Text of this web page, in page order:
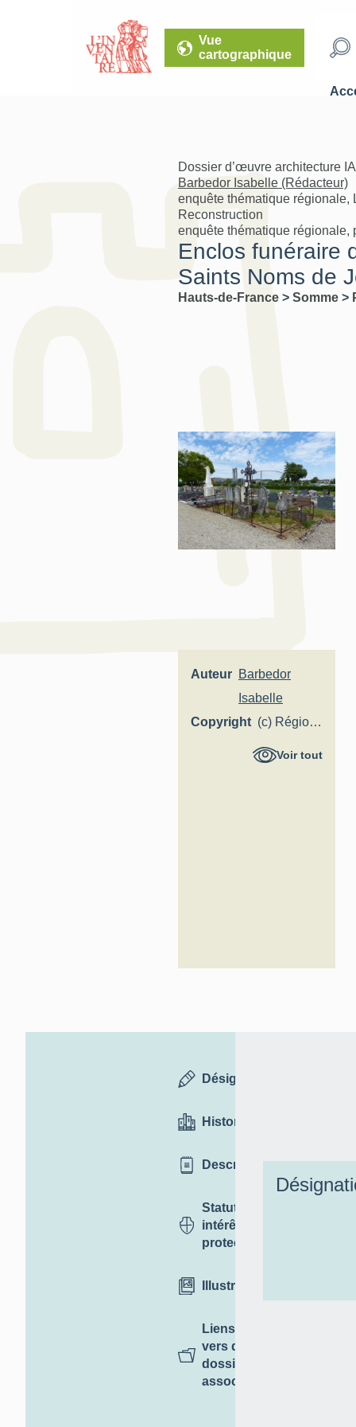
Vue
cartographique
Dossier d’œuvre architecture
Barbedor Isabelle (Rédacteur)
enquête thématique régionale,
Reconstruction
enquête thématique régionale,
Enclos funéraire
Saints Noms de
Hauts-de-France > Somme >
Auteur Barbedor
Isabelle
Copyright (c) Région
Hauts-de-
Voir tout
Désignation
Historique
Description
Statut,
intérêt et
protection
Illustrations
Liens
vers des
dossiers
associés